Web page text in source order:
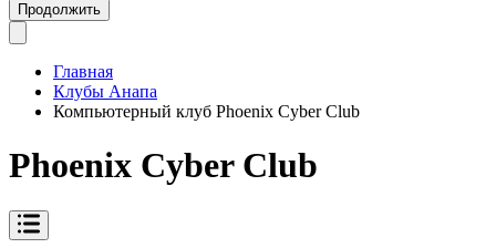
Продолжить
Главная
Клубы Анапа
Компьютерный клуб Phoenix Cyber Club
Phoenix Cyber Club